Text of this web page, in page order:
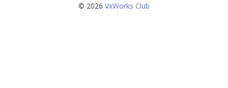
© 2026 VxWorks Club